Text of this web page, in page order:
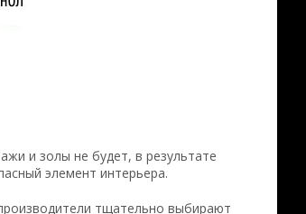
и золы не будет, в результате
элемент интерьера.
тщательно выбирают